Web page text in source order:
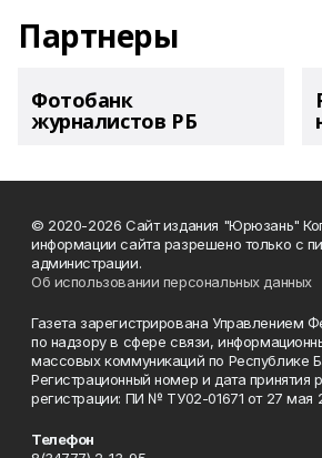
Партнеры
Фотобанк
журналистов РБ
© 2020-2026 Сайт издания "Юрюзань"
информации сайта разрешено только с
администрации.
Об использовании персональных данных
Газета зарегистрирована Управлением
по надзору в сфере связи,
массовых коммуникаций по Республике
Регистрационный номер и дата принятия
регистрации: ПИ № ТУ02-01671 от 27 мая
Телефон